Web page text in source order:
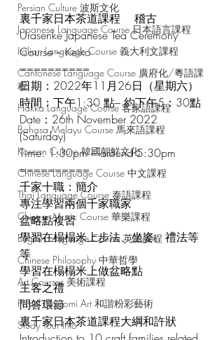
Persian Culture 波斯文化
Japanese Language Course 日本語言課程
Italian Language Course 義大利文課程
Cantonese Language Course 廣府化/粵語課
程
Hakka Language Course 客家語課程
Bahasa Melayu Course 馬來語課程
Korean Culture 韓國朝鮮文化
Chinese Language Course 中文課程
Thai Language Course 泰語課程
Chinese Music Course 華樂課程
English Language Course 英語課程
Chinese Philosophy 中華哲學
Art Courses 美術課程
Pastel Nagomi Art 和諧粉彩藝術
Study Tour Info
裏千家日本茶道課程    稽古
Urasenke Japanese Tea Ceremony
Course – Keiko
==========
日期：2022年11月26日（星期六）
時間：下午1:30 點– 約下午5：30點
Date：26th November 2022
(Saturday)
Time: 1:30pm – around 5:30pm
==========
千家十職：簡介
專注學習兩個千家職家
盆略點複習
學習在榻榻米上步法、坐姿、禮法等
等
學習在榻榻米上做盆略點
主客之禮
問答環節
裏千家日本茶道課程大綱和許狀